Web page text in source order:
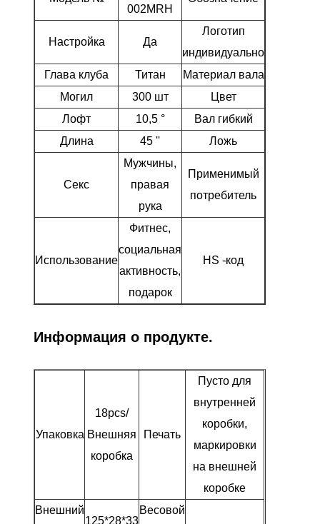
002MRH
Настройка Да
Логотип
индивидуально
Глава клуба Титан Материал вала
Могил
300 шт Цвет
Лофт
10,5 ° Вал гибкий
Длина
45 '' Ложь
Секс
Мужчины,
правая
рука
Применимый
потребитель
Использование
Фитнес,
социальная
активность,
подарок
HS -код
Информация о продукте.
Упаковка
18pcs/
Внешняя
коробка
Печать
Пусто для
внутренней
коробки,
маркировки
на внешней
коробке
Внешний
125*28*33
Весовой